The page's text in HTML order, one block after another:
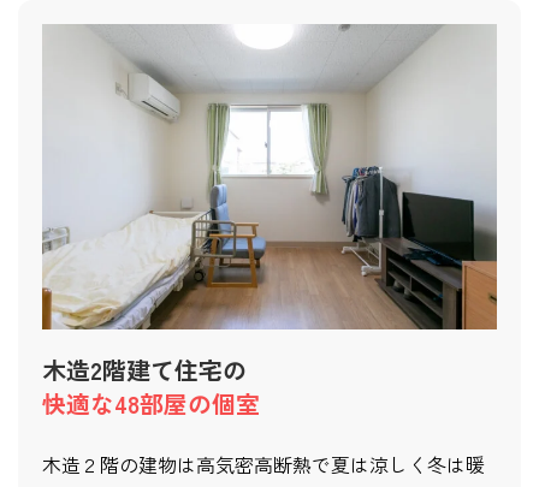
木造2階建て住宅の
快適な48部屋の個室
木造２階の建物は高気密高断熱で夏は涼しく冬は暖